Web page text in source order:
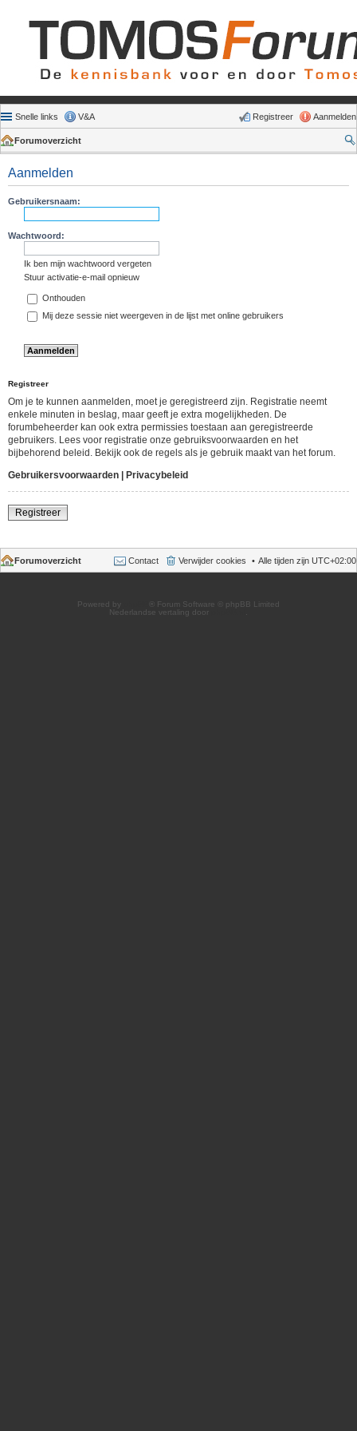
Snelle links V&A Aanmelden
Registreer
Forumoverzicht
Aanmelden
Gebruikersnaam:
Wachtwoord:
Ik ben mijn wachtwoord vergeten
Stuur activatie-e-mail opnieuw
Onthouden
Mij deze sessie niet weergeven in de lijst met online gebruikers
Registreer
Om je te kunnen aanmelden, moet je geregistreerd zijn. Registratie neemt
enkele minuten in beslag, maar geeft je extra mogelijkheden. De
forumbeheerder kan ook extra permissies toestaan aan geregistreerde
gebruikers. Lees voor registratie onze gebruiksvoorwaarden en het
bijbehorend beleid. Bekijk ook de regels als je gebruik maakt van het forum.
Gebruikersvoorwaarden
Privacybeleid
Registreer
Forumoverzicht Alle tijden zijn UTC+02:00
Verwijder cookies
Contact
Powered by
® Forum Software © phpBB Limited
Nederlandse vertaling door